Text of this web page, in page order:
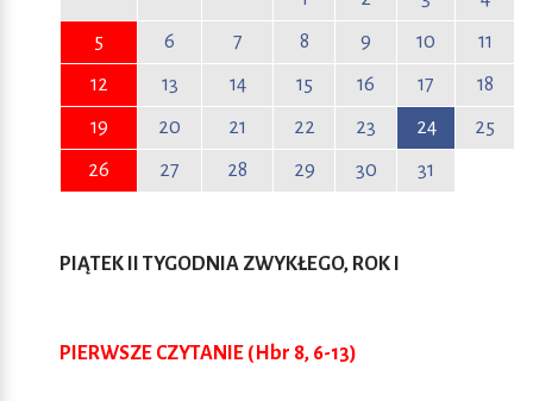
5
6 7 8 9 10
11
12
13 14 15 16 17
18
19
20 21 22 23 24
25
26
27 28 29 30 31
PIĄTEK II TYGODNIA ZWYKŁEGO, ROK I
PIERWSZE CZYTANIE (Hbr 8, 6-13)